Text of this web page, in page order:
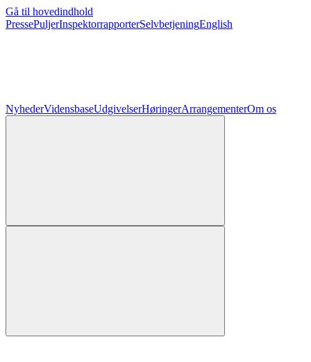
Gå til hovedindhold
PressePuljerInspektorrapporterSelvbetjeningEnglish
NyhederVidensbaseUdgivelserHøringerArrangementerOm os